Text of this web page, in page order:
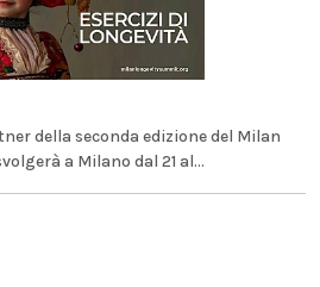
della seconda edizione del Milan
a Milano dal 21 al...